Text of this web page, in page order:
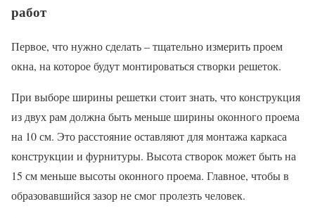
работ
Первое, что нужно сделать – тщательно измерить проем
окна, на которое будут монтироваться створки решеток.
При выборе ширины решетки стоит знать, что конструкция
из двух рам должна быть меньше ширины оконного проема
на 10 см. Это расстояние оставляют для монтажа каркаса
конструкции и фурнитуры. Высота створок может быть на
15 см меньше высоты оконного проема. Главное, чтобы в
образовавшийся зазор не смог пролезть человек.